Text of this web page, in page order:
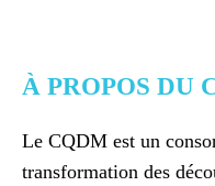
À PROPOS DU
Le CQDM est un
transformation des